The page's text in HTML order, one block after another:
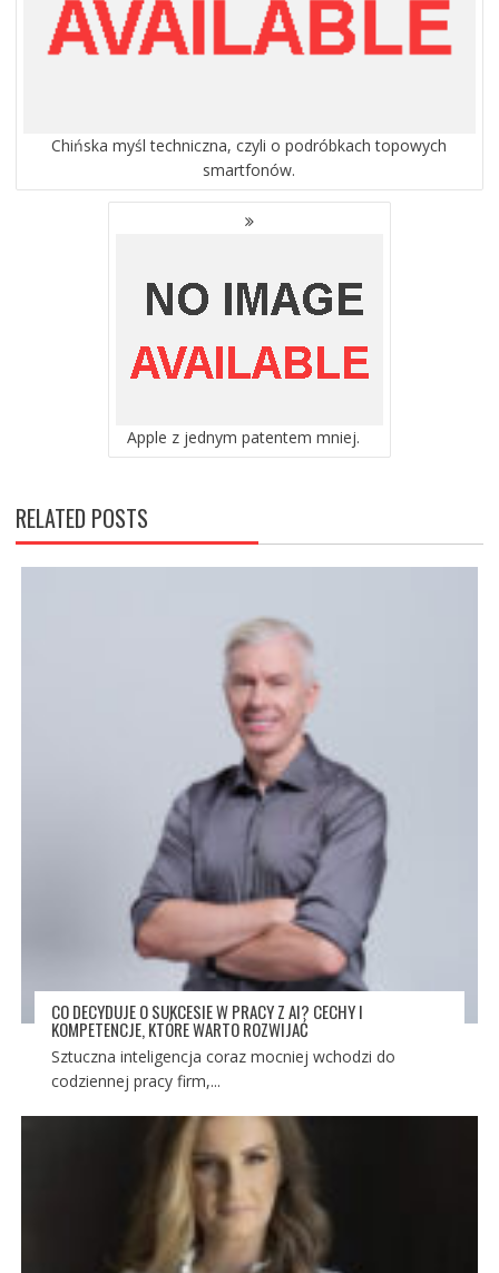
Chińska myśl techniczna, czyli o podróbkach topowych
smartfonów.
Apple z jednym patentem mniej.
RELATED POSTS
CO DECYDUJE O SUKCESIE W PRACY Z AI? CECHY I
KOMPETENCJE, KTÓRE WARTO ROZWIJAĆ
Sztuczna inteligencja coraz mocniej wchodzi do
codziennej pracy firm,...